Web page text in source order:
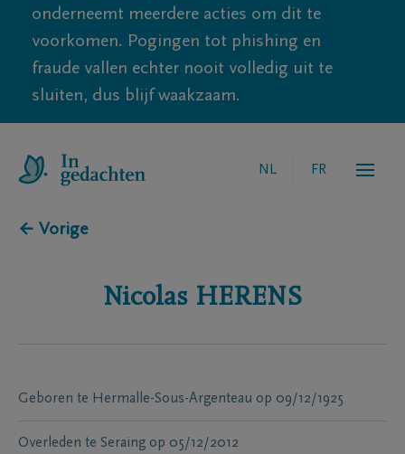
onderneemt meerdere acties om dit te
voorkomen. Pogingen tot phishing en
fraude vallen echter nooit volledig uit te
sluiten, dus blijf waakzaam.
NL FR
← Vorige
Nicolas HERENS
Geboren te Hermalle-Sous-Argenteau op 09/12/1925
Overleden te Seraing op 05/12/2012